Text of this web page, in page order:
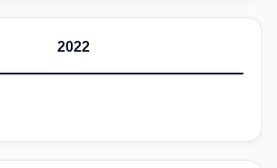
2022